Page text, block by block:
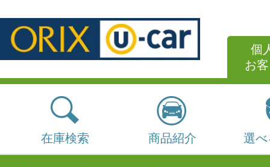
個
お
在庫検索 商品紹介 選